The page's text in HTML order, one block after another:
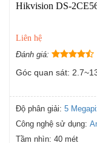
Hikvision DS-
Liên hệ
Đánh giá:
Góc quan sát:
Độ phân giải: 5
Công nghệ sử dụng:
Tầm nhìn: 40 mét